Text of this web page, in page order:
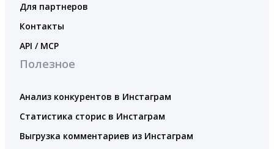
Для партнеров
Контакты
API / MCP
Полезное
Анализ конкурентов в Инстаграм
Статистика сторис в Инстаграм
Выгрузка комментариев из Инстаграм